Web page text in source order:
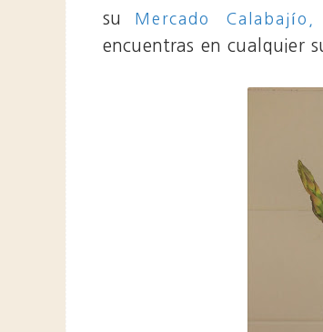
su
Mercado Calabajío,
encuentras en cualquier